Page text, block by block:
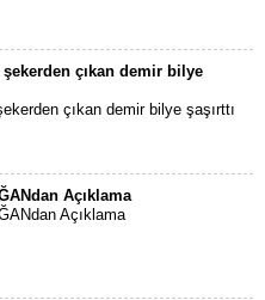
çıkan demir bilye
çıkan demir bilye şaşırttı
Açıklama
Açıklama